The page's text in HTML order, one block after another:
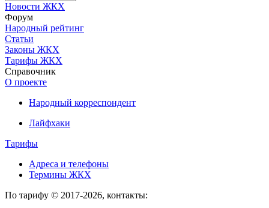
Новости ЖКХ
Форум
Народный рейтинг
Статьи
Законы ЖКХ
Тарифы ЖКХ
Справочник
О проекте
Народный корреспондент
Лайфхаки
Тарифы
Адреса и телефоны
Термины ЖКХ
По тарифу © 2017-2026, контакты: